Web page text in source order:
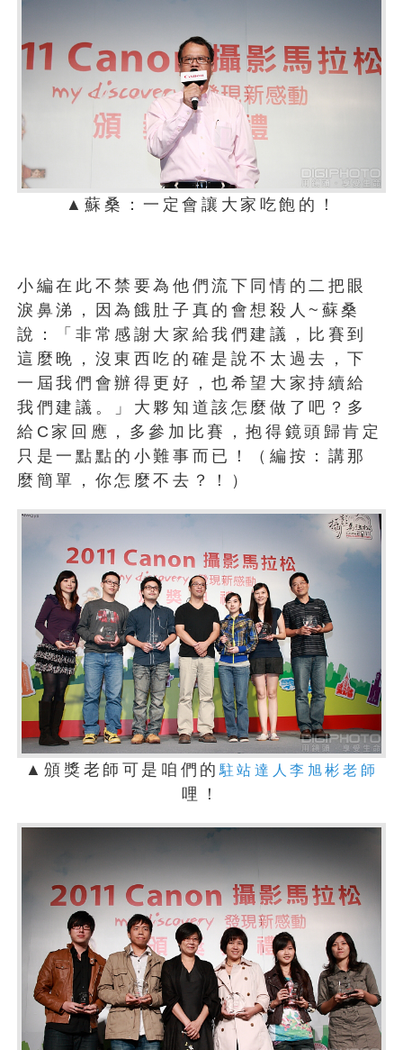
▲蘇桑：一定會讓大家吃飽的！
小編在此不禁要為他們流下同情的二把眼
淚鼻涕，因為餓肚子真的會想殺人~蘇桑
說：「非常感謝大家給我們建議，比賽到
這麼晚，沒東西吃的確是說不太過去，下
一屆我們會辦得更好，也希望大家持續給
我們建議。」大夥知道該怎麼做了吧？多
給C家回應，多參加比賽，抱得鏡頭歸肯定
只是一點點的小難事而已！（編按：講那
麼簡單，你怎麼不去？！）
▲頒獎老師可是咱們的駐站達人李旭彬老師
哩！